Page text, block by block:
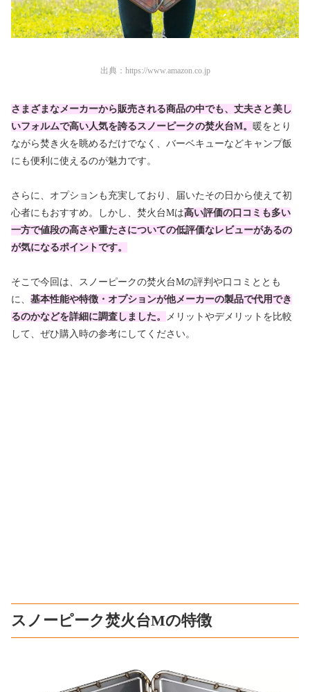
出典： https://www.amazon.co.jp
さまざまなメーカーから販売される商品の中でも、丈夫さと美し
いフォルムで高い人気を誇るスノーピークの焚火台M。 暖をとり
ながら焚き火を眺めるだけでなく、バーベキューなどキャンプ飯
にも便利に使えるのが魅力です。
さらに、オプションも充実しており、届いたその日から使えて初
心者にもおすすめ。しかし、焚火台Mは高い評価の口コミも多い
一方で値段の高さや重たさについての低評価なレビューがあるの
が気になるポイントです。
そこで今回は、スノーピークの焚火台Mの評判や口コミととも
に、 基本性能や特徴・オプションが他メーカーの製品で代用でき
るのかなどを詳細に調査しました。
メリットやデメリットを比較
して、ぜひ購入時の参考にしてください。
スノーピーク焚火台Mの特徴